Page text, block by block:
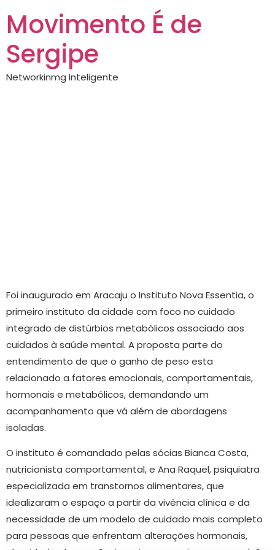
Movimento É de
Sergipe
Networkinmg Inteligente
Foi inaugurado em Aracaju o Instituto Nova Essentia, o
primeiro instituto da cidade com foco no cuidado
integrado de distúrbios metabólicos associado aos
cuidados à saúde mental. A proposta parte do
entendimento de que o ganho de peso esta
relacionado a fatores emocionais, comportamentais,
hormonais e metabólicos, demandando um
acompanhamento que vá além de abordagens
isoladas.
O instituto é comandado pelas sócias Bianca Costa,
nutricionista comportamental, e Ana Raquel, psiquiatra
especializada em transtornos alimentares, que
idealizaram o espaço a partir da vivência clínica e da
necessidade de um modelo de cuidado mais completo
para pessoas que enfrentam alterações hormonais,